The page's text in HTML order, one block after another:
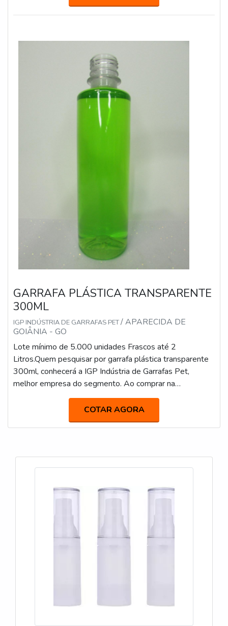
produtos que solucionem qualquer demanda.MAIS
SOBRE VENDA DE GARRAFAS PLÁSTICASQuem
GARRAFA PLÁSTICA TRANSPARENTE
300ML
IGP INDÚSTRIA DE GARRAFAS PET/ APARECIDA DE
GOIÂNIA - GO
Lote mínimo de 5.000 unidades Frascos até 2
Litros.Quem pesquisar por garrafa plástica transparente
300ml, conhecerá a IGP Indústria de Garrafas Pet,
melhor empresa do segmento. Ao comprar na
organização que mais se destaca no ramo, o cliente
receberá um atendimento de excelência e terá a garantia
de adquirir produtos que solucionem qualquer
COTAR AGORA